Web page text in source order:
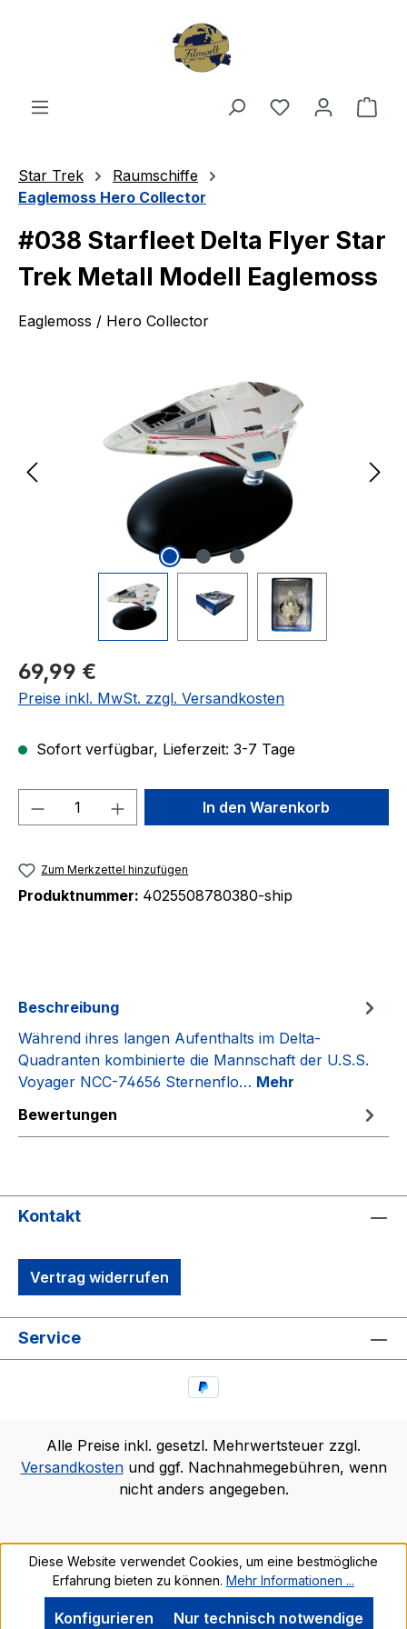
Du hast 0
Star Trek
Raumschiffe
Eaglemoss Hero Collector
#038 Starfleet Delta Flyer Star
Trek Metall Modell Eaglemoss
Eaglemoss / Hero Collector
Regulärer Preis:
69,99 €
Preise inkl. MwSt. zzgl. Versandkosten
Sofort verfügbar, Lieferzeit: 3-7 Tage
Produkt Anzahl: Gib denIn den Warenkorb
Zum Merkzettel hinzufügen
Produktnummer: 4025508780380-ship
Beschreibung
Während ihres langen Aufenthalts im Delta-
Quadranten kombinierte die Mannschaft der U.S.S.
Voyager NCC-74656 Sternenflo… Mehr
Bewertungen
Kontakt
Vertrag widerrufen
Service
Alle Preise inkl. gesetzl. Mehrwertsteuer zzgl.
Versandkostenund ggf. Nachnahmegebühren, wenn
nicht anders angegeben.
Diese Website verwendet Cookies, um eine bestmögliche
Erfahrung bieten zu können. Mehr Informationen ...
Nur technisch notwendige
Konfigurieren